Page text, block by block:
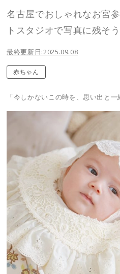
名古屋でおしゃれなお宮
トスタジオで写真に残そう
最終更新日:2025.09.08
赤ちゃん
「今しかないこの時を、思い出と一